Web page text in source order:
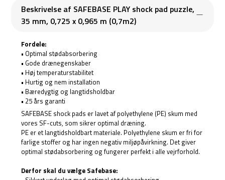
Beskrivelse af SAFEBASE PLAY shock pad puzzle,
35 mm, 0,725 x 0,965 m (0,7m2)
Fordele:
• Optimal stødabsorbering
• Gode drænegenskaber
• Høj temperaturstabilitet
• Hurtig og nem installation
• Bæredygtig og langtidsholdbar
• 25 års garanti
SAFEBASE shock pads er lavet af polyethylene (PE) skum med
vores SF-cuts, som sikrer optimal dræning.
PE er et langtidsholdbart materiale. Polyethylene skum er fri for
farlige stoffer og har ingen negativ miljøpåvirkning. Det giver
optimal stødabsorbering og fungerer perfekt i alle vejrforhold.
Derfor skal du vælge Safebase: